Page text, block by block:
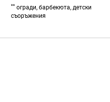
** огради, барбекюта, детски
съоръжения